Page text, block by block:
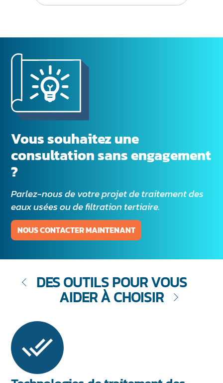
Vous souhaitez une
consultation sans engagement
?
Parlez-nous de votre projet de traitement des
eaux usées ou de filtration tertiaire.
NOUS CONTACTER MAINTENANT
DES OUTILS POUR VOUS
AIDER À CHOISIR